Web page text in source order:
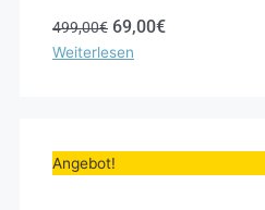
499,00€ 69,00€
Weiterlesen
Angebot!Preis
war:
Preis
ist: